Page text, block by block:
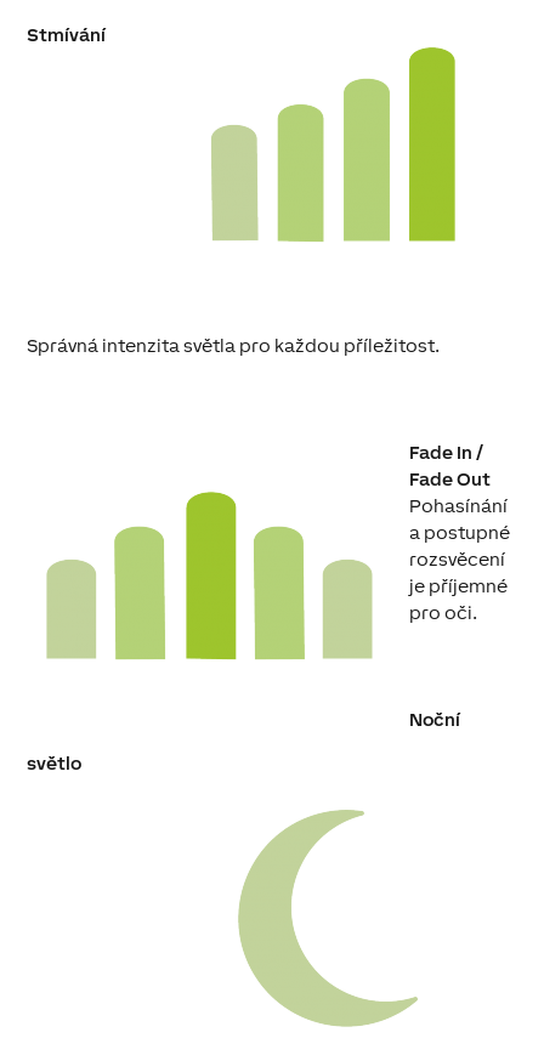
Stmívání
Správná intenzita světla pro každou příležitost.
Fade In /
Fade Out
Pohasínání
a postupné
rozsvěcení
je příjemné
pro oči.
Noční
světlo